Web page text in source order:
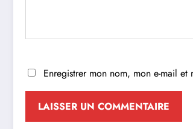
Enregistrer mon nom, mon e-mail